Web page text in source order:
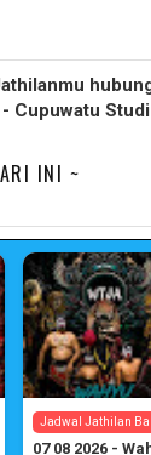
Cupuwatu
INI ~
Jadwal Jathilan
07 08 2026 -